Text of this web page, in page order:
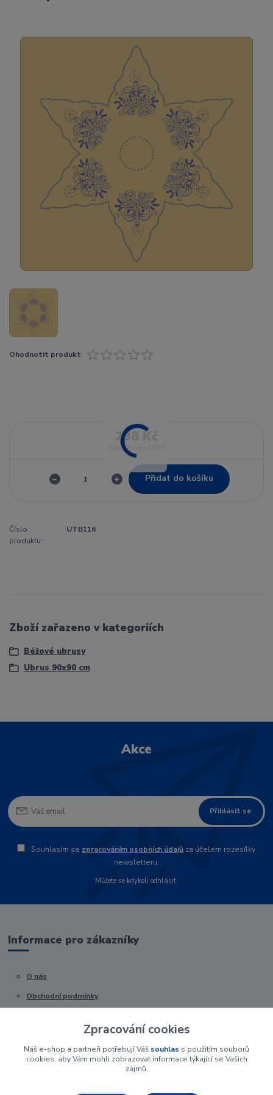
Ohodnotit produkt
298 Kč
246 Kč
Přidat do košíku
Číslo
produktu:
UTB116
Zboží zařazeno v kategoriích
Béžové ubrusy
Ubrus 90x90 cm
Akce
Přihlásit se
Souhlasím se zpracováním osobních údajů za účelem rozesílky
newsletteru.
Můžete se kdykoli odhlásit.
Informace pro zákazníky
O nás
Obchodní podmínky
Zpracování cookies
Náš e-shop a partneři potřebují Váš souhlas s použitím souborů
cookies, aby Vám mohli zobrazovat informace týkající se Vašich
zájmů.